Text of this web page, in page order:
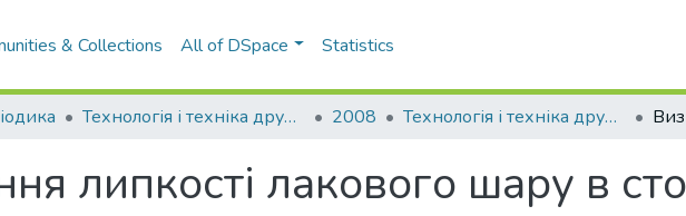
& Collections All of DSpace Statistics
Технологія і техніка друкарства 2008 Технологія і техніка друкарства: збірник наукових праць, Вип. 1(19)
липкості лакового шару в